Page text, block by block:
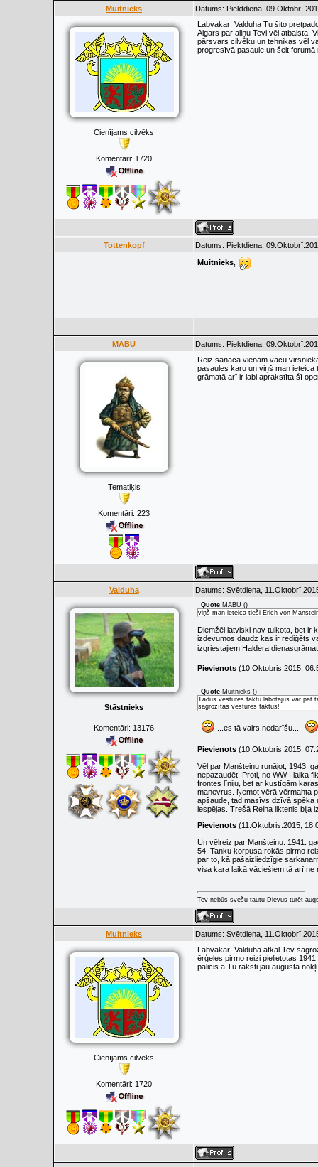
Muitnieks Datums: Piektdiena,
Cienījams cilvēks
Komentāri: 1720
Labvakar! Valduha Tu šito
Aigars par aliņu Tevi vēl atbalsta.
pārsvars cilvēku un tehnikas vēl
progresīvā pasaule un šeit
Tottenkopf Datums: Piektdiena,
Muitnieks
MABU Datums: Piektdiena,
Tematiķis
Komentāri: 223
Reiz sanāca vienam vācu
pasaules karu un viņš man
grāmatā arī ir labi aprakstīta šī
Valduha Datums: Svētdiena,
Stāstnieks
Komentāri: 13176
Quote MABU ()
viņš man ieteica tieši Erich von
Diemžēl latviski nav tulkota, bet ir
izdevumos daudz kas ir rediģēts
izgriestajiem Haldera
Pievienots (10.Oktobris.2015,
Quote Muitnieks ()
Tādus vēstures faktu labotājus var pat
sagrozītas vēstures faktus!
...es tā vairs nedarīšu...
Pievienots (10.Oktobris.2015,
Vēl par Manšteinu runājot, 1943.
nepazaudēt. Proti, no WW I laika
frontes līniju, bet ar kustīgām
manevrus. Ņemot vērā vērmahta
apšaude, tad masīvs dzīvā spēka
iespējas. Trešā Reiha liktenis bija
Pievienots (11.Oktobris.2015,
Un vēlreiz par Manšteinu. 1941.
54. Tanku korpusa rokās pirmo
par to, kā pašaizliedzīgie
visa kara laikā vāciešiem tā arī
Tev nebūs svešu tautu Dievus turēt
Muitnieks Datums: Svētdiena,
Cienījams cilvēks
Komentāri: 1720
Labvakar! Valduha atkal Tev
ērģeles pirmo reizi pielietotas
palicis a Tu raksti jau augustā